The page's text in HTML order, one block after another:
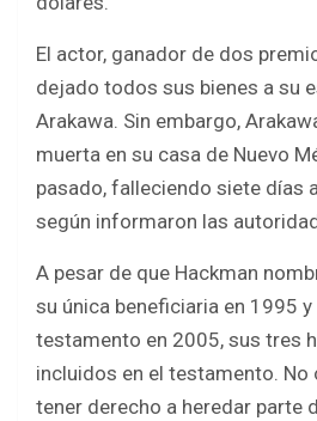
k
El actor, ganador de dos
dejado todos sus bienes a su
Arakawa. Sin embargo,
muerta en su casa de Nuevo
pasado, falleciendo siete días
según informaron las
A pesar de que Hackman
su única beneficiaria en 1995
testamento en 2005, sus tres
incluidos en el testamento. No
tener derecho a heredar parte